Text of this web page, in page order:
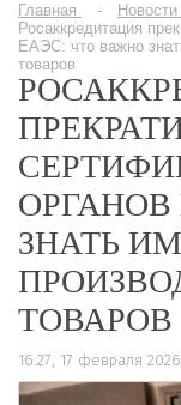
Главная Новости
Росаккредитация
ЕАЭС: что важно
товаров
ЗНАТЬ
ТОВАРОВ
16:27, 17 февраля 2026